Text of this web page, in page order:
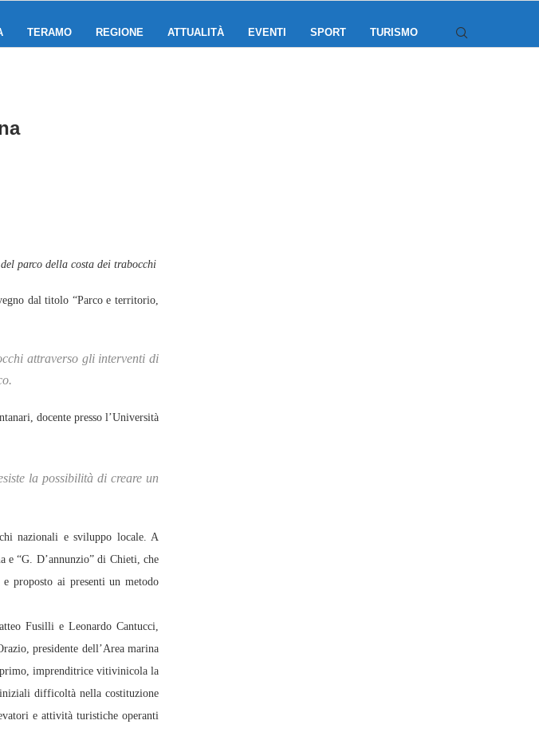
TERAMO REGIONE ATTUALITÀ EVENTI SPORT TURISMO
parco della costa dei trabocchi
dal titolo “Parco e territorio,
attraverso gli interventi di
docente presso l’Università
la possibilità di creare un
nazionali e sviluppo locale. A
e “G. D’annunzio” di Chieti, che
proposto ai presenti un metodo
Fusilli e Leonardo Cantucci,
presidente dell’Area marina
imprenditrice vitivinicola la
iniziali difficoltà nella costituzione
e attività turistiche operanti